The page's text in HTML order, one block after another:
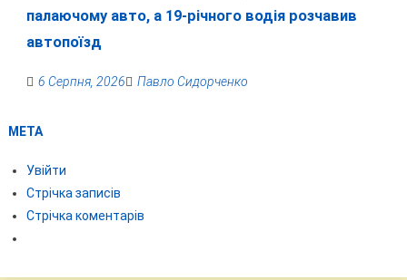
палаючому авто, а 19-річного водія розчавив
автопоїзд
6 Серпня, 2026 Павло Сидорченко
МЕТА
Увійти
Стрічка записів
Стрічка коментарів